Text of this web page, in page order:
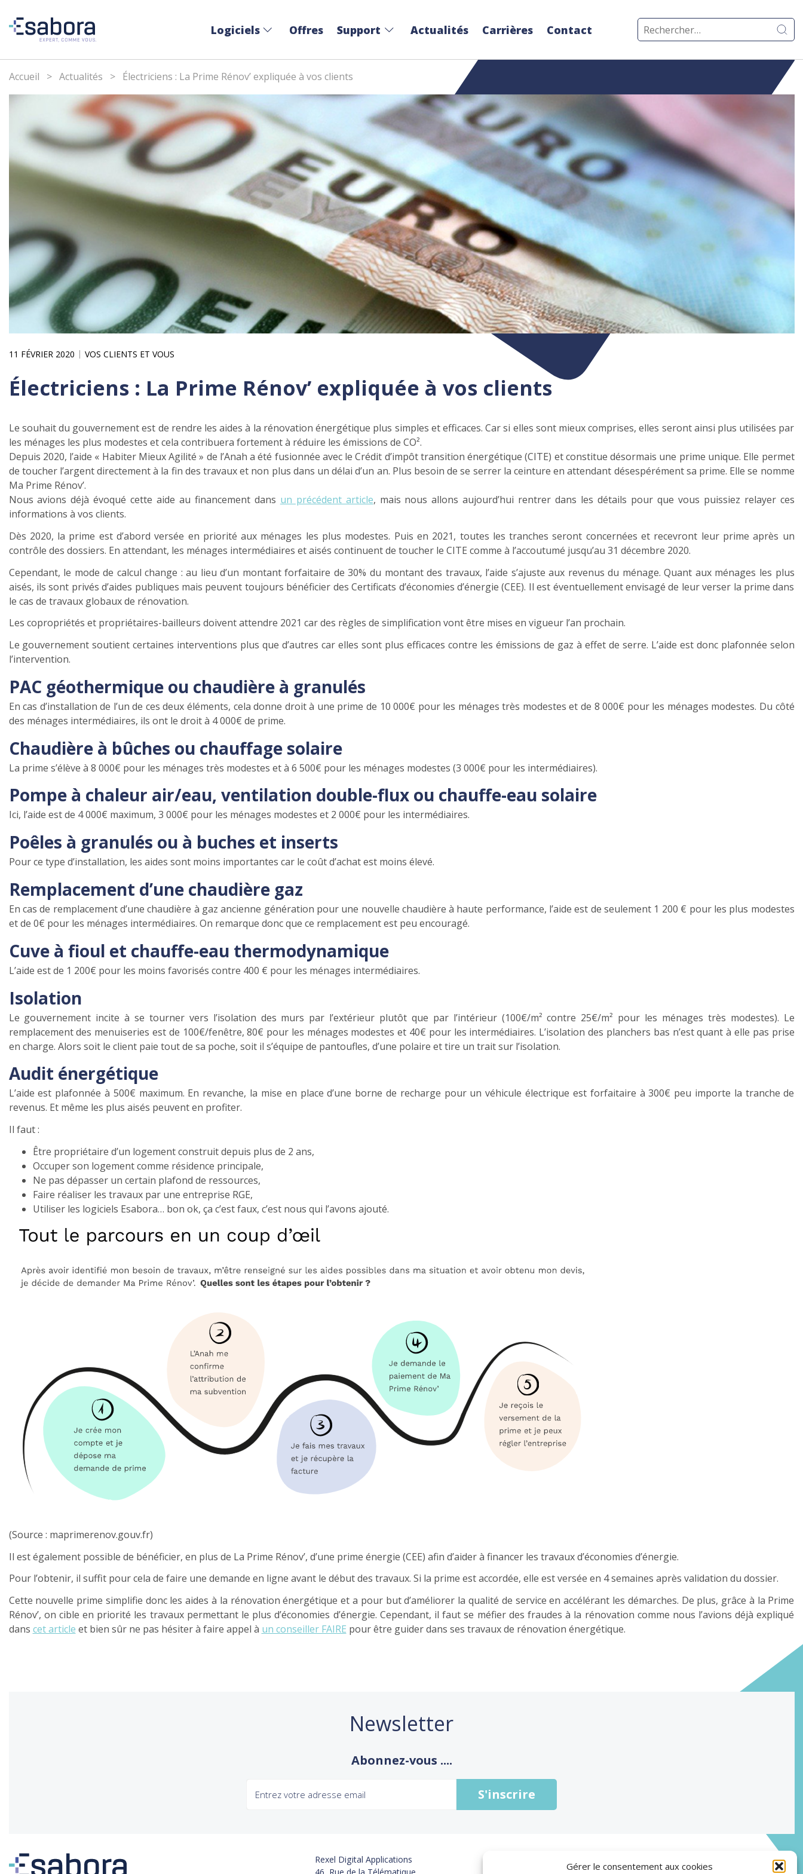
Gérer le consentement aux cookies
Logiciels Offres Support Actualités Carrières Contact Rechercher :
Accueil > Actualités > Électriciens : La Prime Rénov’ expliquée à vos clients
11 FÉVRIER 2020 VOS CLIENTS ET VOUS
Électriciens : La Prime Rénov’ expliquée à vos clients
Le souhait du gouvernement est de rendre les aides à la rénovation énergétique plus simples et efficaces. Car si elles sont mieux comprises, elles seront ainsi plus utilisées par
les ménages les plus modestes et cela contribuera fortement à réduire les émissions de CO².
Depuis 2020, l’aide « Habiter Mieux Agilité » de l’Anah a été fusionnée avec le Crédit d’impôt transition énergétique (CITE) et constitue désormais une prime unique. Elle permet
de toucher l’argent directement à la fin des travaux et non plus dans un délai d’un an. Plus besoin de se serrer la ceinture en attendant désespérément sa prime. Elle se nomme
Ma Prime Rénov’.
Nous avions déjà évoqué cette aide au financement dans un précédent article, mais nous allons aujourd’hui rentrer dans les détails pour que vous puissiez relayer ces
informations à vos clients.
Dès 2020, la prime est d’abord versée en priorité aux ménages les plus modestes. Puis en 2021, toutes les tranches seront concernées et recevront leur prime après un
contrôle des dossiers. En attendant, les ménages intermédiaires et aisés continuent de toucher le CITE comme à l’accoutumé jusqu’au 31 décembre 2020.
Cependant, le mode de calcul change : au lieu d’un montant forfaitaire de 30% du montant des travaux, l’aide s’ajuste aux revenus du ménage. Quant aux ménages les plus
aisés, ils sont privés d’aides publiques mais peuvent toujours bénéficier des Certificats d’économies d’énergie (CEE). Il est éventuellement envisagé de leur verser la prime dans
le cas de travaux globaux de rénovation.
Les copropriétés et propriétaires-bailleurs doivent attendre 2021 car des règles de simplification vont être mises en vigueur l’an prochain.
Le gouvernement soutient certaines interventions plus que d’autres car elles sont plus efficaces contre les émissions de gaz à effet de serre. L’aide est donc plafonnée selon
l’intervention.
PAC géothermique ou chaudière à granulés
En cas d’installation de l’un de ces deux éléments, cela donne droit à une prime de 10 000€ pour les ménages très modestes et de 8 000€ pour les ménages modestes. Du côté
des ménages intermédiaires, ils ont le droit à 4 000€ de prime.
Chaudière à bûches ou chauffage solaire
La prime s’élève à 8 000€ pour les ménages très modestes et à 6 500€ pour les ménages modestes (3 000€ pour les intermédiaires).
Pompe à chaleur air/eau, ventilation double-flux ou chauffe-eau solaire
Ici, l’aide est de 4 000€ maximum, 3 000€ pour les ménages modestes et 2 000€ pour les intermédiaires.
Poêles à granulés ou à buches et inserts
Pour ce type d’installation, les aides sont moins importantes car le coût d’achat est moins élevé.
Remplacement d’une chaudière gaz
En cas de remplacement d’une chaudière à gaz ancienne génération pour une nouvelle chaudière à haute performance, l’aide est de seulement 1 200 € pour les plus modestes
et de 0€ pour les ménages intermédiaires. On remarque donc que ce remplacement est peu encouragé.
Cuve à fioul et chauffe-eau thermodynamique
L’aide est de 1 200€ pour les moins favorisés contre 400 € pour les ménages intermédiaires.
Isolation
Le gouvernement incite à se tourner vers l’isolation des murs par l’extérieur plutôt que par l’intérieur (100€/m² contre 25€/m² pour les ménages très modestes). Le
remplacement des menuiseries est de 100€/fenêtre, 80€ pour les ménages modestes et 40€ pour les intermédiaires. L’isolation des planchers bas n’est quant à elle pas prise
en charge. Alors soit le client paie tout de sa poche, soit il s’équipe de pantoufles, d’une polaire et tire un trait sur l’isolation.
Audit énergétique
L’aide est plafonnée à 500€ maximum. En revanche, la mise en place d’une borne de recharge pour un véhicule électrique est forfaitaire à 300€ peu importe la tranche de
revenus. Et même les plus aisés peuvent en profiter.
Il faut :
Être propriétaire d’un logement construit depuis plus de 2 ans,
Occuper son logement comme résidence principale,
Ne pas dépasser un certain plafond de ressources,
Faire réaliser les travaux par une entreprise RGE,
Utiliser les logiciels Esabora… bon ok, ça c’est faux, c’est nous qui l’avons ajouté.
(Source : maprimerenov.gouv.fr)
Il est également possible de bénéficier, en plus de La Prime Rénov’, d’une prime énergie (CEE) afin d’aider à financer les travaux d’économies d’énergie.
Pour l’obtenir, il suffit pour cela de faire une demande en ligne avant le début des travaux. Si la prime est accordée, elle est versée en 4 semaines après validation du dossier.
Cette nouvelle prime simplifie donc les aides à la rénovation énergétique et a pour but d’améliorer la qualité de service en accélérant les démarches. De plus, grâce à la Prime
Rénov’, on cible en priorité les travaux permettant le plus d’économies d’énergie. Cependant, il faut se méfier des fraudes à la rénovation comme nous l’avions déjà expliqué
dans cet article et bien sûr ne pas hésiter à faire appel à un conseiller FAIRE pour être guider dans ses travaux de rénovation énergétique.
Newsletter
Abonnez-vous ....
Rexel Digital Applications
46, Rue de la Télématique
Actualités